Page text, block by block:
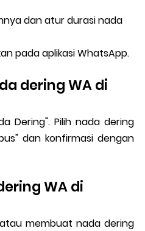
dan atur durasi nada
pada aplikasi WhatsApp.
dering WA di
Dering". Pilih nada dering
dan konfirmasi dengan
WA di
membuat nada dering